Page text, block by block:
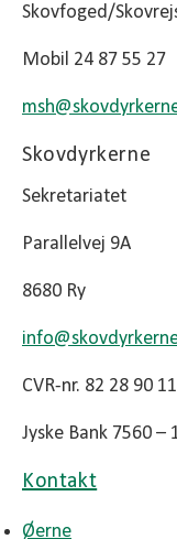
Skovfoged/
Mobil 24 87 55 27
msh@
Skovdyrkerne
Sekretariatet
Parallelvej 9A
8680 Ry
info@
CVR-nr. 82 28 90 11
Jyske Bank 7560 –
Kontakt
Øerne